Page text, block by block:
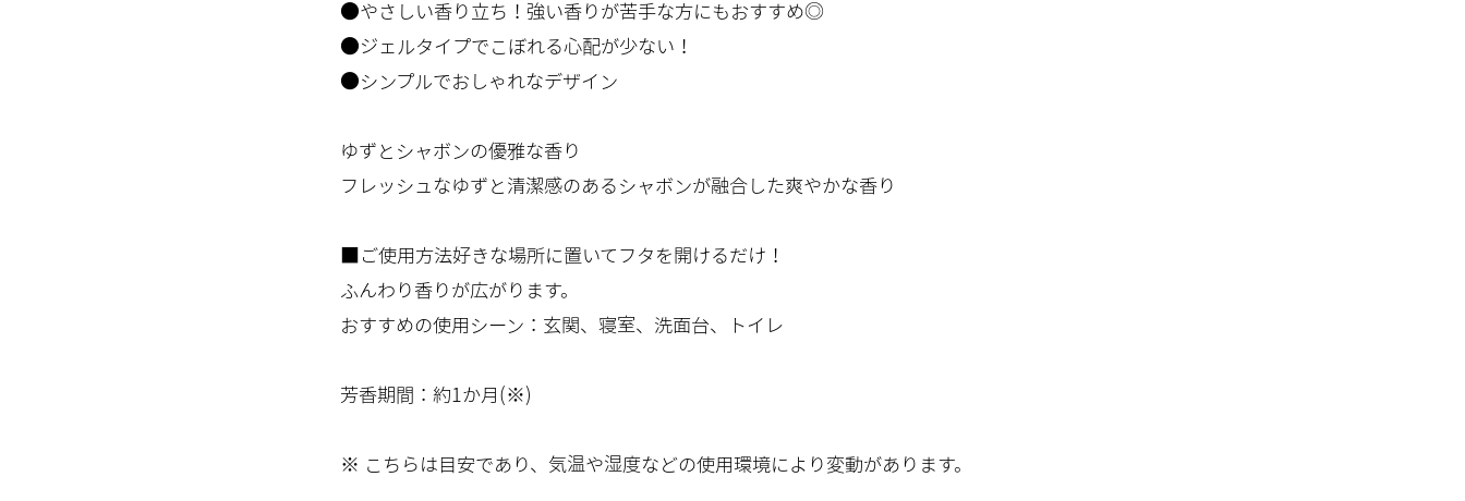
●やさしい香り立ち！強い香りが苦手な方にもおすすめ◎
●ジェルタイプでこぼれる心配が少ない！
●シンプルでおしゃれなデザイン
ゆずとシャボンの優雅な香り
フレッシュなゆずと清潔感のあるシャボンが融合した爽やかな香り
■ご使用方法好きな場所に置いてフタを開けるだけ！
ふんわり香りが広がります。
おすすめの使用シーン：玄関、寝室、洗面台、トイレ
芳香期間：約1か月(※)
※ こちらは目安であり、気温や湿度などの使用環境により変動があります。